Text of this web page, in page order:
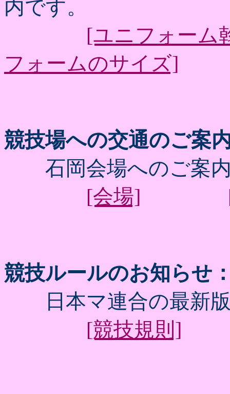
内です。
[ユニフォーム
フォームのサイズ]
競技場への交通のご案
石岡会場へのご案
[会場]
競技ルールのお知らせ
日本マ連合の最新版
[競技規則]